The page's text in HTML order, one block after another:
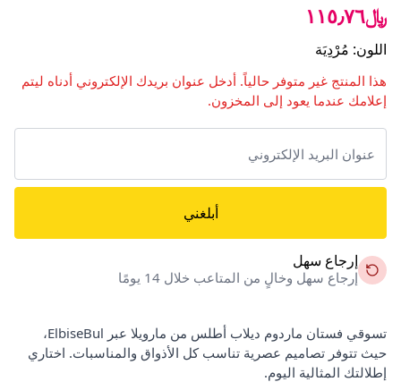
﷼١١٥٫٧٦
اللون: مُرْدِيَة
هذا المنتج غير متوفر حالياً. أدخل عنوان بريدك الإلكتروني أدناه ليتم
إعلامك عندما يعود إلى المخزون.
أبلغني
إرجاع سهل
إرجاع سهل وخالٍ من المتاعب خلال 14 يومًا
تسوقي فستان ماردوم ديلاب أطلس من مارويلا عبر ElbiseBul،
حيث تتوفر تصاميم عصرية تناسب كل الأذواق والمناسبات. اختاري
إطلالتك المثالية اليوم.